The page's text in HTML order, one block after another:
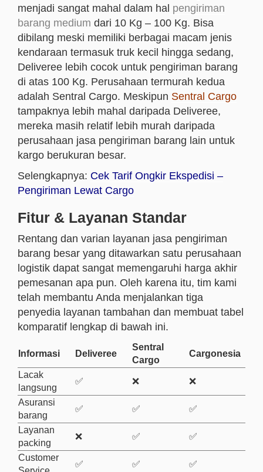
menjadi sangat mahal dalam hal pengiriman
barang medium dari 10 Kg – 100 Kg. Bisa
dibilang meski memiliki berbagai macam jenis
kendaraan termasuk truk kecil hingga sedang,
Deliveree lebih cocok untuk pengiriman barang
di atas 100 Kg. Perusahaan termurah kedua
adalah Sentral Cargo. Meskipun Sentral Cargo
tampaknya lebih mahal daripada Deliveree,
mereka masih relatif lebih murah daripada
perusahaan jasa pengiriman barang lain untuk
kargo berukuran besar.
Selengkapnya: Cek Tarif Ongkir Ekspedisi –
Pengiriman Lewat Cargo
Fitur & Layanan Standar
Rentang dan varian layanan jasa pengiriman
barang besar yang ditawarkan satu perusahaan
logistik dapat sangat memengaruhi harga akhir
pemesanan apa pun. Oleh karena itu, tim kami
telah membantu Anda menjalankan tiga
penyedia layanan tambahan dan membuat tabel
komparatif lengkap di bawah ini.
Informasi Deliveree
Sentral
Cargo
Cargonesia
Lacak
langsung
✅ ❌ ❌
Asuransi
barang
✅ ✅ ✅
Layanan
packing
❌ ✅ ✅
Customer
✅ ✅ ✅